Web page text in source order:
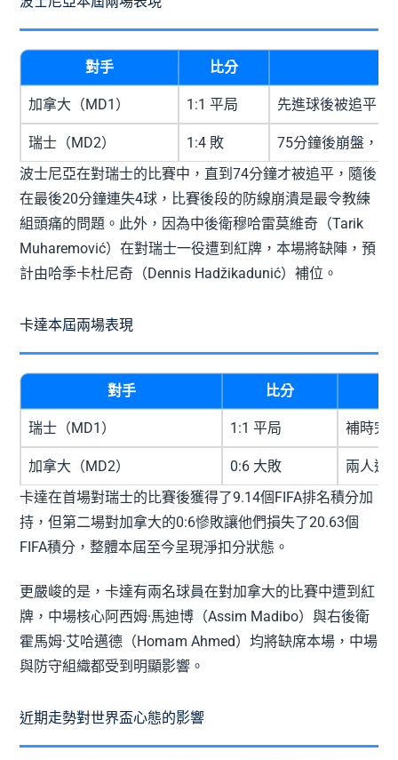
對手 比分
加拿大（MD1） 1:1 平局 先進球後被追平
瑞士（MD2） 1:4 敗
75分鐘後崩盤，
波士尼亞在對瑞士的比賽中，直到74分鐘才被追平，隨後
在最後20分鐘連失4球，比賽後段的防線崩潰是最令教練
組頭痛的問題。此外，因為中後衛穆哈雷莫維奇（Tarik
Muharemović）在對瑞士一役遭到紅牌，本場將缺陣，預
計由哈季卡杜尼奇（Dennis Hadžikadunić）補位。
卡達本屆兩場表現
對手 比分
瑞士（MD1） 1:1 平局 補時完
加拿大（MD2） 0:6 大敗
兩人遭
卡達在首場對瑞士的比賽後獲得了9.14個FIFA排名積分加
持，但第二場對加拿大的0:6慘敗讓他們損失了20.63個
FIFA積分，整體本屆至今呈現淨扣分狀態。
更嚴峻的是，卡達有兩名球員在對加拿大的比賽中遭到紅
牌，中場核心阿西姆·馬迪博（Assim Madibo）與右後衛
霍馬姆·艾哈邁德（Homam Ahmed）均將缺席本場，中場
與防守組織都受到明顯影響。
近期走勢對世界盃心態的影響